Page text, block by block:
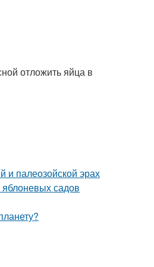
отложить яйца в
палеозойской эрах
садов